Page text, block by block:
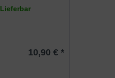
Lieferbar
10,90 € *